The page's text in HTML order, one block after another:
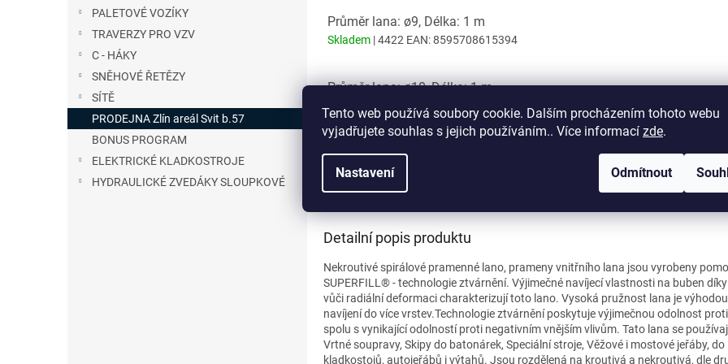
Tento web používá soubory cookie. Dalším procházením tohoto webu
vyjadřujete souhlas s jejich používáním.. Více informací zde.
Nastavení Odmítnout
PALETOVÉ VOZÍKY
TRAVERZY PRO VZV
C - HÁKY
SNĚHOVÉ ŘETĚZY
SÍTĚ
PRODEJNA Zlín areál Svit b.57
BONUS PROGRAM
ELEKTRICKÉ KLADKOSTROJE
HYDRAULICKÉ ZVEDÁKY SLOUPKOVÉ
Průměr lana: ø9, Délka: 1 m
Skladem | 4422 EAN:8595708615394
Průměr lana: ø10, Délka: 1 m
Skladem | 4423 EAN: 8595708615400
Průměr lana: ø12, Délka: 1 m
Skladem| 4424
Detailní popis produktu
Nekroutivé spirálové pramenné lano, prameny vnitřního lana jsou vyrobeny
SUPERFILL® - technologie ztvárnění. Výjimečné navíjecí vlastnosti na buben
vůči radiální deformaci charakterizují toto lano. Vysoká pružnost lana je
navíjení do více vrstev.Technologie ztvárnění poskytuje výjimečnou odolnost
spolu s vynikající odolností proti negativním vnějším vlivům. Tato lana se
Vrtné soupravy, Skipy do batonárek, Speciální stroje, Věžové i mostové jeřáby, do
kladkostojů, autojeřábů i výtahů. Jsou rozdělená na kroutivá a nekroutivá, dle